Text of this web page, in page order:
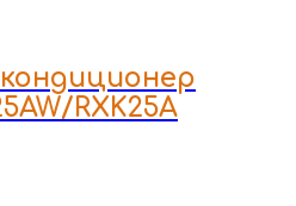
RXK25A